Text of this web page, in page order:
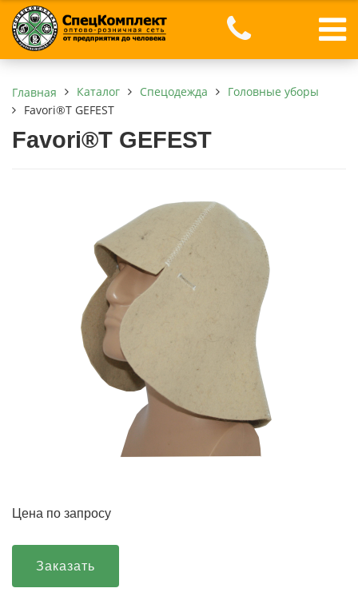
Главная Каталог Спецодежда
Головные уборы
Favori®T GEFEST
Favori®T GEFEST
Цена по запросу
Заказать